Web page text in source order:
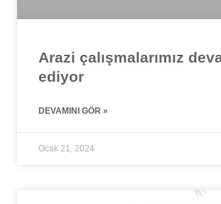
Arazi çalışmalarımız
ediyor
DEVAMINI GÖR »
Ocak 21, 2024